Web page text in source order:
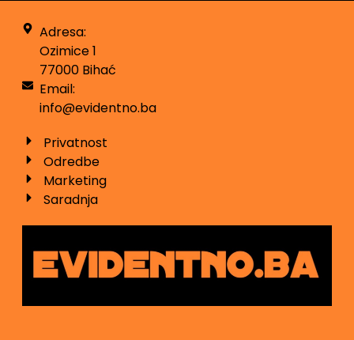
Adresa:
Ozimice 1
77000 Bihać
Email:
info@evidentno.ba
Privatnost
Odredbe
Marketing
Saradnja